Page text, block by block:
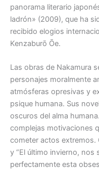
panorama literario
ladrón» (2009), que ha
recibido elogios
Kenzaburō Ōe.
Las obras de Nakamura
personajes moralmente
atmósferas opresivas y
psique humana. Sus
oscuros del alma
complejas motivaciones
cometer actos extremos.
y “El último invierno, nos
perfectamente esta